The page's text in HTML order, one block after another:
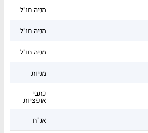
מניה חו"ל
מניה חו"ל
מניה חו"ל
מניות
כתבי
אופציות
אג"ח